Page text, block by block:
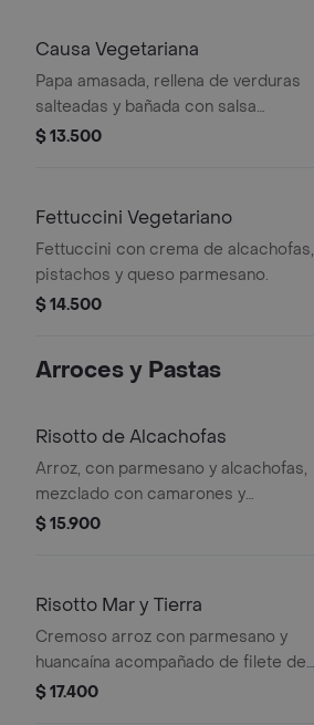
Causa Vegetariana
Papa amasada, rellena de verduras
salteadas y bañada con salsa
huancaina.
$ 13.500
Fettuccini Vegetariano
Fettuccini con crema de alcachofas,
pistachos y queso parmesano.
$ 14.500
Arroces y Pastas
Risotto de Alcachofas
Arroz, con parmesano y alcachofas,
mezclado con camarones y
champiñones, flameados en
$ 15.900
Risotto Mar y Tierra
Cremoso arroz con parmesano y
huancaína acompañado de filete de
vacuno y camarones salteado.
$ 17.400